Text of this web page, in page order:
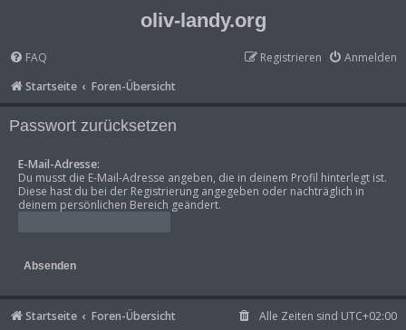
oliv-landy.org
FAQ Anmelden
Registrieren
Startseite
Foren-Übersicht
Passwort zurücksetzen
E-Mail-Adresse:
Du musst die E-Mail-Adresse angeben, die in deinem Profil hinterlegt ist.
Diese hast du bei der Registrierung angegeben oder nachträglich in
deinem persönlichen Bereich geändert.
Startseite Foren-Übersicht Alle Zeiten sind UTC+02:00